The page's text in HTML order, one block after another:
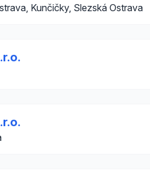
Kunčičky, Slezská Ostrava